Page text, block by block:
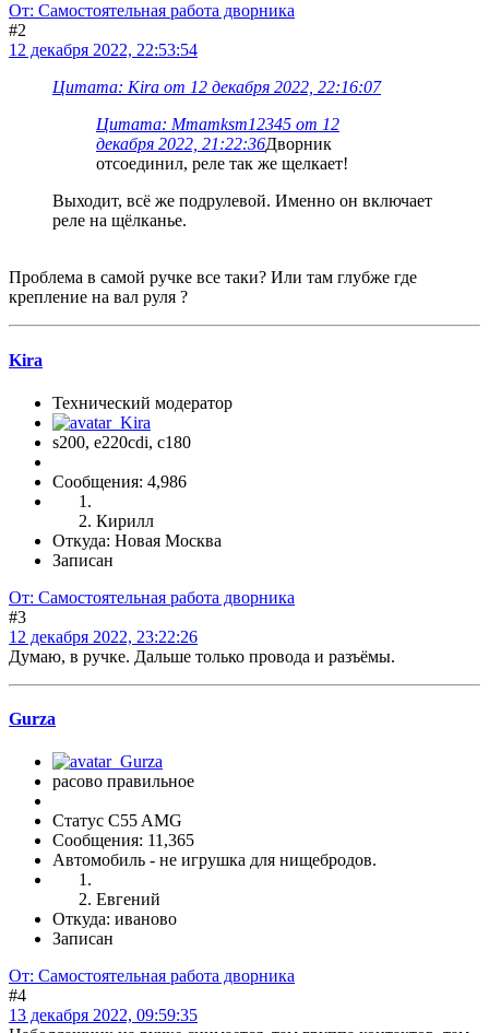
От: Самостоятельная работа дворника
#2
12 декабря 2022, 22:53:54
Цитата: Kira от 12 декабря 2022, 22:16:07
Цитата: Mmamksm12345 от 12
декабря 2022, 21:22:36Дворник
отсоединил, реле так же щелкает!
Выходит, всё же подрулевой. Именно он включает
реле на щёлканье.
Проблема в самой ручке все таки? Или там глубже где
крепление на вал руля ?
Kira
Технический модератор
s200, е220cdi, с180
Сообщения: 4,986
Кирилл
Откуда: Новая Москва
Записан
От: Самостоятельная работа дворника
#3
12 декабря 2022, 23:22:26
Думаю, в ручке. Дальше только провода и разъёмы.
Gurza
расово правильное
Статус C55 AMG
Сообщения: 11,365
Автомобиль - не игрушка для нищебродов.
Евгений
Откуда: иваново
Записан
От: Самостоятельная работа дворника
#4
13 декабря 2022, 09:59:35